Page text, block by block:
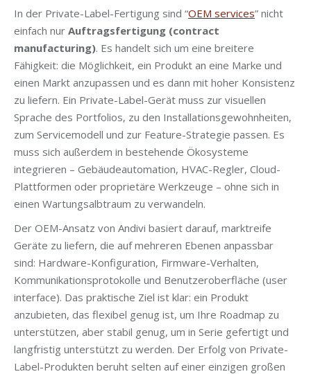
In der Private-Label-Fertigung sind “OEM services” nicht
einfach nur Auftragsfertigung (contract
manufacturing). Es handelt sich um eine breitere
Fähigkeit: die Möglichkeit, ein Produkt an eine Marke und
einen Markt anzupassen und es dann mit hoher Konsistenz
zu liefern. Ein Private-Label-Gerät muss zur visuellen
Sprache des Portfolios, zu den Installationsgewohnheiten,
zum Servicemodell und zur Feature-Strategie passen. Es
muss sich außerdem in bestehende Ökosysteme
integrieren – Gebäudeautomation, HVAC-Regler, Cloud-
Plattformen oder proprietäre Werkzeuge – ohne sich in
einen Wartungsalbtraum zu verwandeln.
Der OEM-Ansatz von Andivi basiert darauf, marktreife
Geräte zu liefern, die auf mehreren Ebenen anpassbar
sind: Hardware-Konfiguration, Firmware-Verhalten,
Kommunikationsprotokolle und Benutzeroberfläche (user
interface). Das praktische Ziel ist klar: ein Produkt
anzubieten, das flexibel genug ist, um Ihre Roadmap zu
unterstützen, aber stabil genug, um in Serie gefertigt und
langfristig unterstützt zu werden. Der Erfolg von Private-
Label-Produkten beruht selten auf einer einzigen großen